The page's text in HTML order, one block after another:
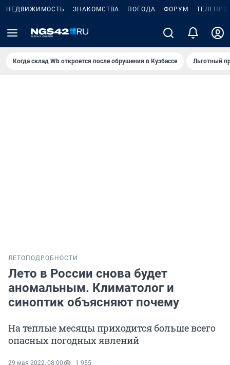
НЕДВИЖИМОСТЬ ЗНАКОМСТВА ПОГОДА ФОРУМ
Когда склад Wb откроется после обрушения в Кузбассе Льготный
ЛЕТО ПОДРОБНОСТИ
Лето в России снова будет
аномальным. Климатолог и
синоптик объясняют почему
На теплые месяцы приходится больше всего
опасных погодных явлений
29 мая 2022, 08:00 1 955